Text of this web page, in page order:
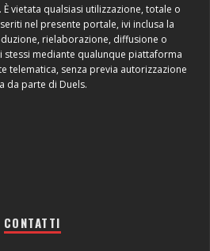
vietata qualsiasi utilizzazione, totale o
nel presente portale, ivi inclusa la
rielaborazione, diffusione o
mediante qualunque piattaforma
telematica, senza previa autorizzazione
da parte di Duels.
CONTATTI